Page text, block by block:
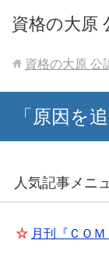
資格の大原
資格の大原 公
「原因を
人気記事メニ
☆ 月刊『ＣＯ